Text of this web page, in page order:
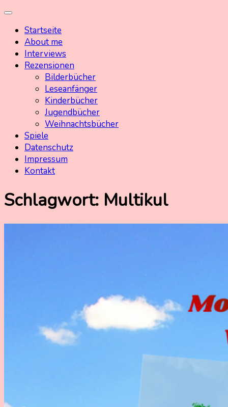
Skip
contentStartseite
About me
Interviews
Rezensionen
Bilderbücher
Leseanfänger
Kinderbücher
Jugendbücher
Weihnachtsbücher
Spiele
Datenschutz
Impressum
Kontakt
Schlagwort: Multikul